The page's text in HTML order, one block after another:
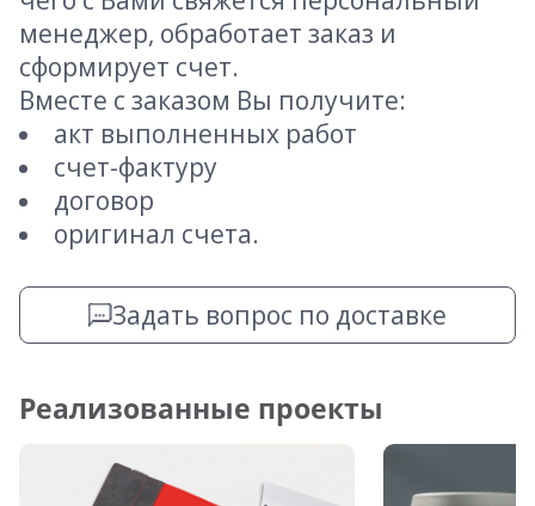
менеджер, обработает заказ и
сформирует счет.
Вместе с заказом Вы получите:
акт выполненных работ
счет-фактуру
договор
оригинал счета.
Задать вопрос по доставке
Реализованные проекты